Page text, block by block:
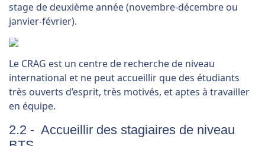
stage de deuxième année (novembre-décembre ou
janvier-février).
Le CRAG est un centre de recherche de niveau
international et ne peut accueillir que des étudiants
très ouverts d’esprit, très motivés, et aptes à travailler
en équipe.
2.2 - Accueillir des stagiaires de niveau